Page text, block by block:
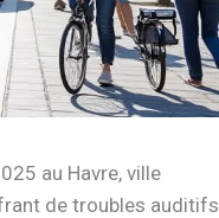
au Havre, ville
de troubles auditifs